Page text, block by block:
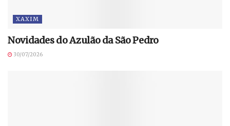
XAXIM
Novidades do Azulão da São Pedro
30/07/2026